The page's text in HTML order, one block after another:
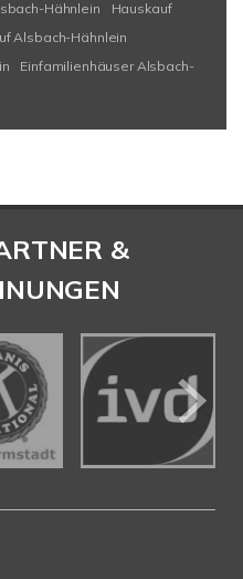
Hähnlein
Hauskauf
Alsbach-Hähnlein
Einfamilienhäuser Alsbach-
&